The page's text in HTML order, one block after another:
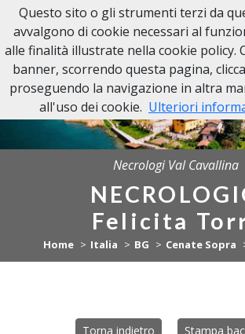
NECROLOGI VAL CAVALLINA
Necrologi Val Cavallina
Felicita
Home Italia BG Cenate Sopra
Torna indietro Stampa
Questo sito o gli strumenti terzi da
avvalgono di cookie necessari al
alle finalità illustrate nella cookie policy.
banner, scorrendo questa pagina,
proseguendo la navigazione in altra
all'uso dei cookie. Ulteriori